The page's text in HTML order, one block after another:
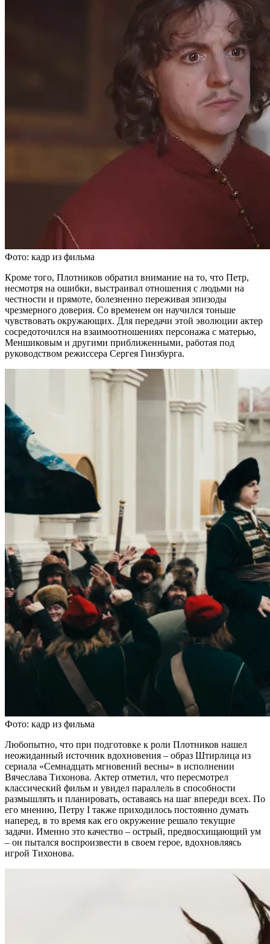
Фото: кадр из фильма
Кроме того, Плотников обратил внимание на то, что Петр,
несмотря на ошибки, выстраивал отношения с людьми на
честности и прямоте, болезненно переживая эпизоды
чрезмерного доверия. Со временем он научился тоньше
чувствовать окружающих. Для передачи этой эволюции актер
сосредоточился на взаимоотношениях персонажа с матерью,
Меншиковым и другими приближенными, работая под
руководством режиссера Сергея Гинзбурга.
Фото: кадр из фильма
Любопытно, что при подготовке к роли Плотников нашел
неожиданный источник вдохновения – образ Штирлица из
сериала «Семнадцать мгновений весны» в исполнении
Вячеслава Тихонова. Актер отметил, что пересмотрел
классический фильм и увидел параллель в способности
размышлять и планировать, оставаясь на шаг впереди всех. По
его мнению, Петру I также приходилось постоянно думать
наперед, в то время как его окружение решало текущие
задачи. Именно это качество – острый, предвосхищающий ум
– он пытался воспроизвести в своем герое, вдохновляясь
игрой Тихонова.